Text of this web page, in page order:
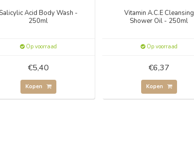
Salicylic Acid Body Wash -
250ml
Op voorraad
€5,40
Kopen
Vitamin A.C.E Cleansing
Shower Oil - 250ml
Op voorraad
€6,37
Kopen